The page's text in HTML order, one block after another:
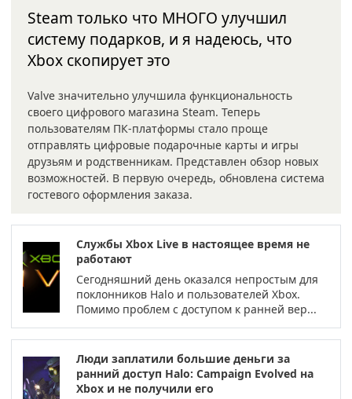
Steam только что МНОГО улучшил
систему подарков, и я надеюсь, что
Xbox скопирует это
Valve значительно улучшила функциональность
своего цифрового магазина Steam. Теперь
пользователям ПК-платформы стало проще
отправлять цифровые подарочные карты и игры
друзьям и родственникам. Представлен обзор новых
возможностей. В первую очередь, обновлена система
гостевого оформления заказа.
Службы Xbox Live в настоящее время не
работают
Сегодняшний день оказался непростым для
поклонников Halo и пользователей Xbox.
Помимо проблем с доступом к ранней вер...
Люди заплатили большие деньги за
ранний доступ Halo: Campaign Evolved на
Xbox и не получили его